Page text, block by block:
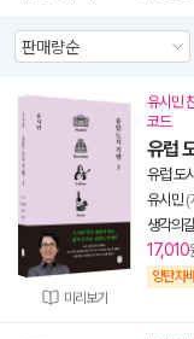
미리보기
유시민
코드
유럽
유럽 도
유시민(
생각의길
17,010
양탄자